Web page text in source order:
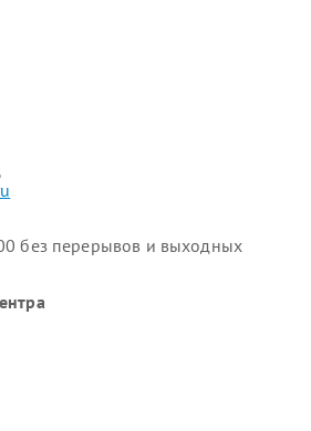
без перерывов и выходных